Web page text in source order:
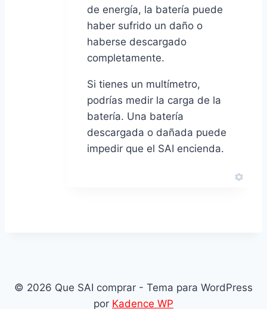
de energía, la batería puede
haber sufrido un daño o
haberse descargado
completamente.
Si tienes un multímetro,
podrías medir la carga de la
batería. Una batería
descargada o dañada puede
impedir que el SAI encienda.
© 2026 Que SAI comprar - Tema para WordPress
por Kadence WP